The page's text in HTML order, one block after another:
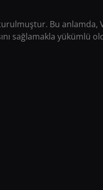
Bu anlamda,
sağlamakla yükümlü